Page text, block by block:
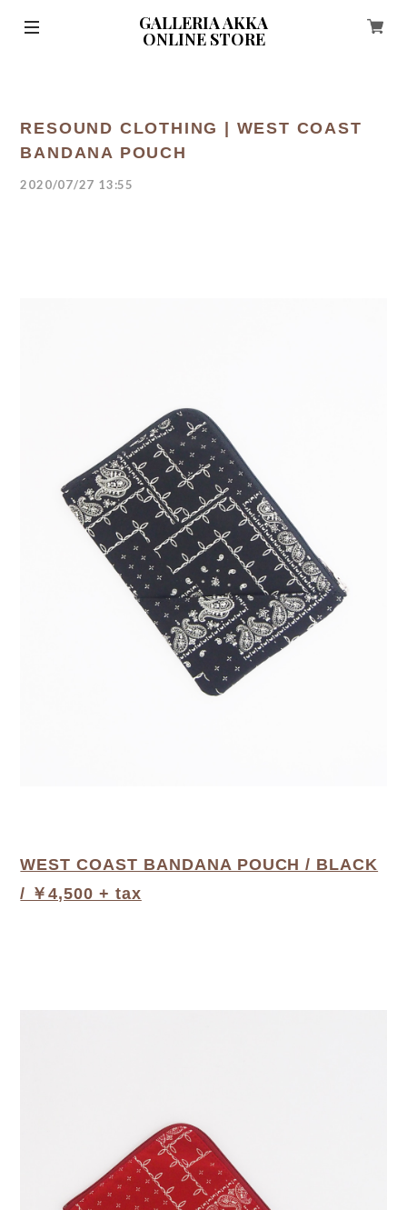
GALLERIA AKKA
ONLINE STORE
RESOUND CLOTHING | WEST COAST
BANDANA POUCH
2020/07/27 13:55
WEST COAST BANDANA POUCH / BLACK
/ ￥4,500 + tax